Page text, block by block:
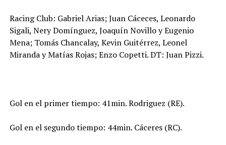
Racing Club: Gabriel Arias; Juan Cáceces, Leonardo
Sigali, Nery Domínguez, Joaquín Novillo y Eugenio
Mena; Tomás Chancalay, Kevin Guitérrez, Leonel
Miranda y Matías Rojas; Enzo Copetti. DT: Juan Pizzi.
Gol en el primer tiempo: 41min. Rodriguez (RE).
Gol en el segundo tiempo: 44min. Cáceres (RC).